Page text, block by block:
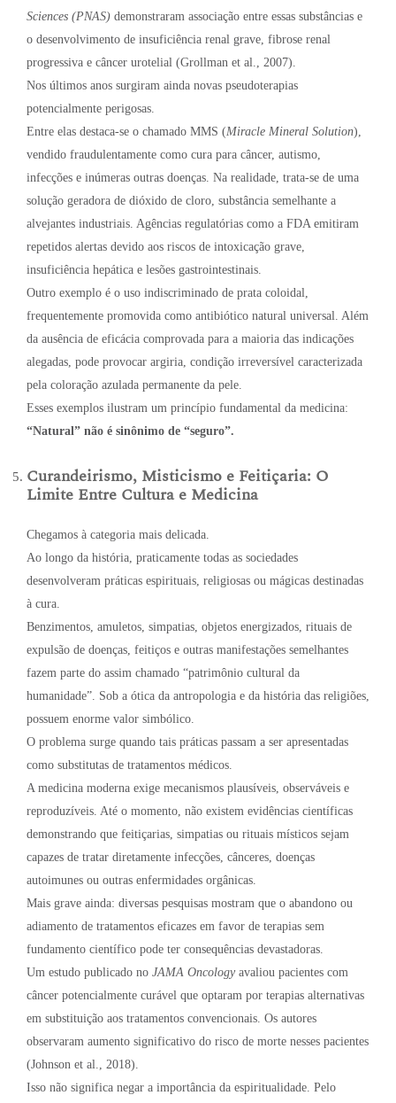
Sciences (PNAS) demonstraram associação entre essas substâncias e
o desenvolvimento de insuficiência renal grave, fibrose renal
progressiva e câncer urotelial (Grollman et al., 2007).
Nos últimos anos surgiram ainda novas pseudoterapias
potencialmente perigosas.
Entre elas destaca-se o chamado MMS (Miracle Mineral Solution),
vendido fraudulentamente como cura para câncer, autismo,
infecções e inúmeras outras doenças. Na realidade, trata-se de uma
solução geradora de dióxido de cloro, substância semelhante a
alvejantes industriais. Agências regulatórias como a FDA emitiram
repetidos alertas devido aos riscos de intoxicação grave,
insuficiência hepática e lesões gastrointestinais.
Outro exemplo é o uso indiscriminado de prata coloidal,
frequentemente promovida como antibiótico natural universal. Além
da ausência de eficácia comprovada para a maioria das indicações
alegadas, pode provocar argiria, condição irreversível caracterizada
pela coloração azulada permanente da pele.
Esses exemplos ilustram um princípio fundamental da medicina:
“Natural” não é sinônimo de “seguro”.
Curandeirismo, Misticismo e Feitiçaria: O
Limite Entre Cultura e Medicina
Chegamos à categoria mais delicada.
Ao longo da história, praticamente todas as sociedades
desenvolveram práticas espirituais, religiosas ou mágicas destinadas
à cura.
Benzimentos, amuletos, simpatias, objetos energizados, rituais de
expulsão de doenças, feitiços e outras manifestações semelhantes
fazem parte do assim chamado “patrimônio cultural da
humanidade”. Sob a ótica da antropologia e da história das religiões,
possuem enorme valor simbólico.
O problema surge quando tais práticas passam a ser apresentadas
como substitutas de tratamentos médicos.
A medicina moderna exige mecanismos plausíveis, observáveis e
reproduzíveis. Até o momento, não existem evidências científicas
demonstrando que feitiçarias, simpatias ou rituais místicos sejam
capazes de tratar diretamente infecções, cânceres, doenças
autoimunes ou outras enfermidades orgânicas.
Mais grave ainda: diversas pesquisas mostram que o abandono ou
adiamento de tratamentos eficazes em favor de terapias sem
fundamento científico pode ter consequências devastadoras.
Um estudo publicado no JAMA Oncologyavaliou pacientes com
câncer potencialmente curável que optaram por terapias alternativas
em substituição aos tratamentos convencionais. Os autores
observaram aumento significativo do risco de morte nesses pacientes
(Johnson et al., 2018).
Isso não significa negar a importância da espiritualidade. Pelo